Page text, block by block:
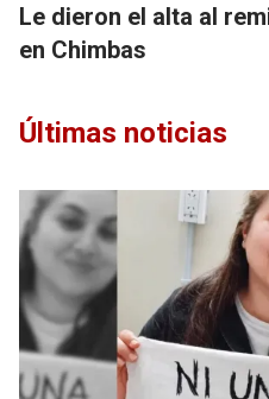
Le dieron el alta al
en Chimbas
Últimas noticias